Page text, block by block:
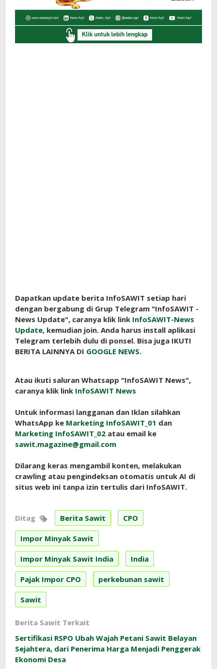
Dapatkan update berita InfoSAWIT setiap hari
dengan bergabung di Grup Telegram "InfoSAWIT -
News Update", caranya klik link InfoSAWIT-News
Update, kemudian join. Anda harus install aplikasi
Telegram terlebih dulu di ponsel. Bisa juga IKUTI
BERITA LAINNYA DI GOOGLE NEWS.
Atau ikuti saluran Whatsapp "InfoSAWIT News",
caranya klik link InfoSAWIT News
Untuk informasi langganan dan Iklan silahkan
WhatsApp ke Marketing InfoSAWIT_01 dan
Marketing InfoSAWIT_02 atau email ke
sawit.magazine@gmail.com
Dilarang keras mengambil konten, melakukan
crawling atau pengindeksan otomatis untuk AI di
situs web ini tanpa izin tertulis dari InfoSAWIT.
Ditag Berita Sawit CPO
Impor Minyak Sawit
Impor Minyak Sawit India India
Pajak Impor CPO perkebunan sawit
Sawit
Berita Sawit Terkait
Sertifikasi RSPO Ubah Wajah Petani Sawit Belayan
Sejahtera, dari Penerima Harga Menjadi Penggerak
Ekonomi Desa